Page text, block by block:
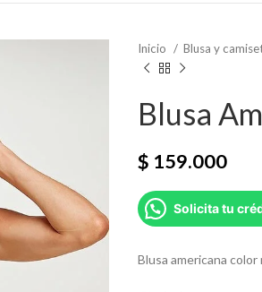
Inicio Blusa y
Blusa
$ 159.000
Solicita tu
Blusa americana color